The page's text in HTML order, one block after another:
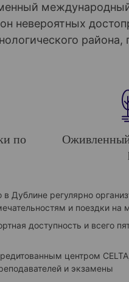
невероятных
по
в Дублине регулярно
и поездки на
доступность и всего
центром
и экзамены